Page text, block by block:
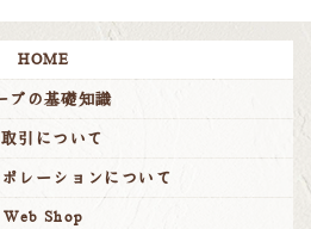
HOME
ブの基礎知識
引について
レーションについて
Web Shop